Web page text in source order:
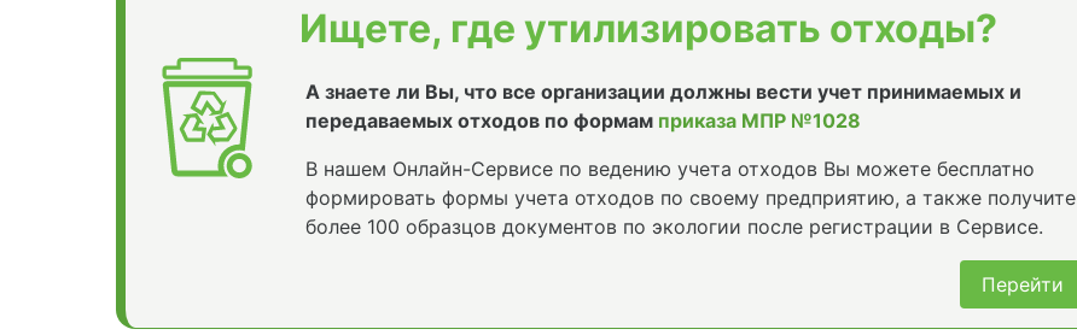
Ищете, где утилизировать отходы?
А знаете ли Вы, что все организации должны вести учет принимаемых и
передаваемых отходов по формам приказа МПР №1028
В нашем Онлайн-Сервисе по ведению учета отходов Вы можете бесплатно
формировать формы учета отходов по своему предприятию, а также получите
более 100 образцов документов по экологии после регистрации в Сервисе.
Перейти